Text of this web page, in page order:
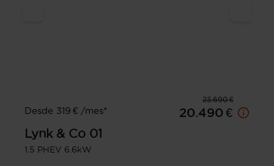
23.690 €
Desde 319 € /mes*
20.490 €
Lynk & Co 01
1.5 PHEV 6.6kW